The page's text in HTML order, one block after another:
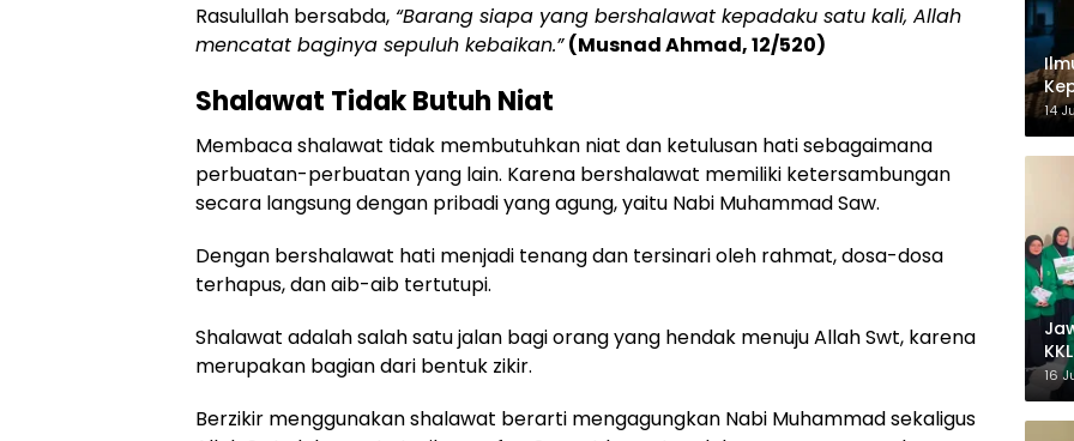
Rasulullah bersabda, “Barang siapa yang bershalawat kepadaku satu kali, Allah
mencatat baginya sepuluh kebaikan.” (Musnad Ahmad, 12/520)
Shalawat Tidak Butuh Niat
Membaca shalawat tidak membutuhkan niat dan ketulusan hati sebagaimana
perbuatan-perbuatan yang lain. Karena bershalawat memiliki ketersambungan
secara langsung dengan pribadi yang agung, yaitu Nabi Muhammad Saw.
Dengan bershalawat hati menjadi tenang dan tersinari oleh rahmat, dosa-dosa
terhapus, dan aib-aib tertutupi.
Shalawat adalah salah satu jalan bagi orang yang hendak menuju Allah Swt, karena
merupakan bagian dari bentuk zikir.
Berzikir menggunakan shalawat berarti mengagungkan Nabi Muhammad sekaligus
14
16